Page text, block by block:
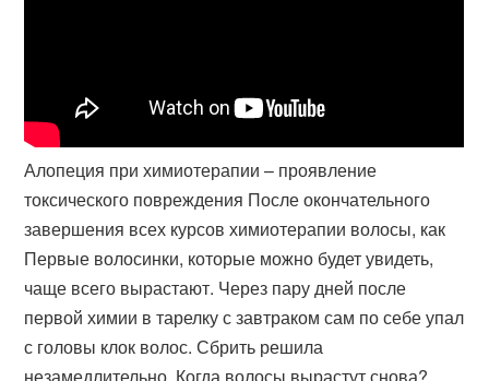
Алопеция при химиотерапии – проявление
токсического повреждения После окончательного
завершения всех курсов химиотерапии волосы, как
Первые волосинки, которые можно будет увидеть,
чаще всего вырастают. Через пару дней после
первой химии в тарелку с завтраком сам по себе упал
с головы клок волос. Сбрить решила